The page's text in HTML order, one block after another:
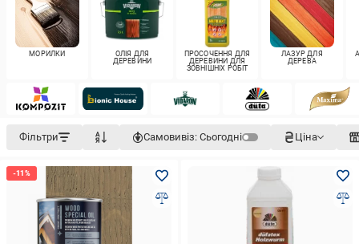
МОРИЛКИ
ОЛІЯ ДЛЯ
ДЕРЕВИНИ
ПРОСОЧЕННЯ ДЛЯ
ДЕРЕВИНИ ДЛЯ
ЗОВНІШНІХ РОБІТ
ЛАЗУР ДЛЯ
ДЕРЕВА
Фільтри Самовивіз: Сьогодні Ціна